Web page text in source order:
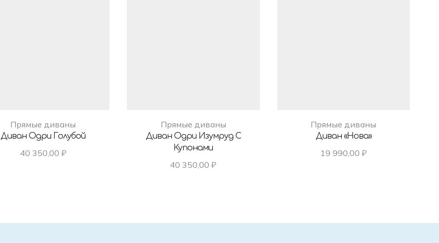
Прямые диваны
Диван Одри Голубой
40 350,00 ₽
Прямые диваны
Диван Одри Изумруд С
Купонами
40 350,00₽
Прямые диваны
Диван «Нова»
19 990,00 ₽